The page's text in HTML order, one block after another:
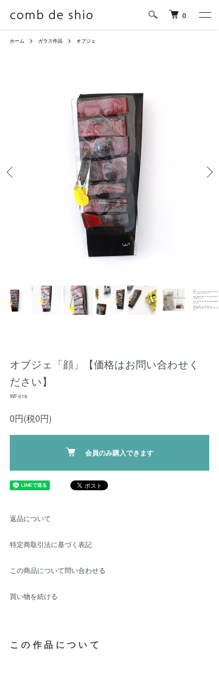
0
ホーム ガラス作品 オブジェ
オブジェ「顔」【価格はお問い合わせく
ださい】
WF-016
0円(税0円)
会員のみ購入できます
返品について
特定商取引法に基づく表記
この商品について問い合わせる
買い物を続ける
この作品について